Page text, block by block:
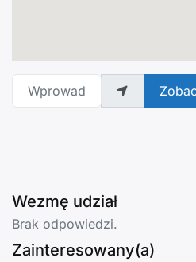
Wprowadź adres
Wezmę udział
Brak odpowiedzi.
Zainteresowany(a)